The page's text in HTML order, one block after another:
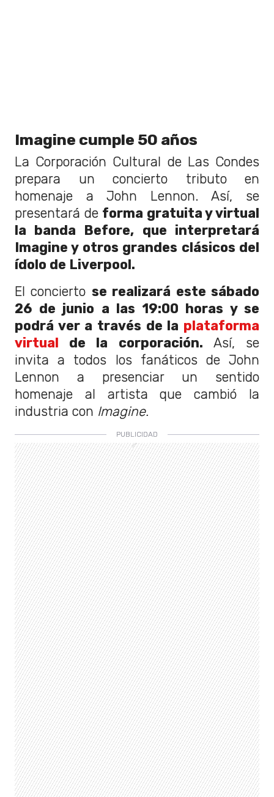
Imagine cumple 50 años
La Corporación Cultural de Las Condes
prepara un concierto tributo en
homenaje a John Lennon. Así, se
presentará de forma gratuita y virtual
la banda Before, que interpretará
Imagine y otros grandes clásicos del
ídolo de Liverpool.
El concierto se realizará este sábado
26 de junio a las 19:00 horas y se
podrá ver a través de la plataforma
virtual de la corporación. Así, se
invita a todos los fanáticos de John
Lennon a presenciar un sentido
homenaje al artista que cambió la
industria con Imagine.